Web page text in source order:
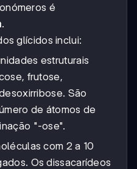
é
.
glícidos inclui:
estruturais
frutose,
São
de átomos de
"-ose".
com 2 a 10
Os dissacarídeos